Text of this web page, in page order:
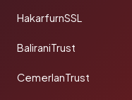
HakarfurnSSL
BaliraniTrust
CemerlanTrust